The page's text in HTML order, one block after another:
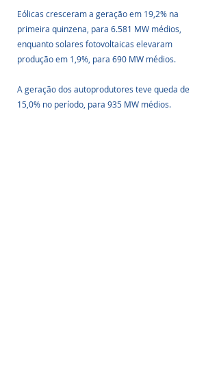
Eólicas cresceram a geração em 19,2% na
primeira quinzena, para 6.581 MW médios,
enquanto solares fotovoltaicas elevaram
produção em 1,9%, para 690 MW médios.
A geração dos autoprodutores teve queda de
15,0% no período, para 935 MW médios.